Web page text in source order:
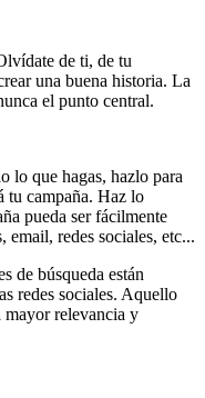
de ti, de tu
una buena historia. La
el punto central.
lo que hagas, hazlo para
tu campaña. Haz lo
pueda ser fácilmente
email, redes sociales, etc...
de búsqueda están
redes sociales. Aquello
mayor relevancia y